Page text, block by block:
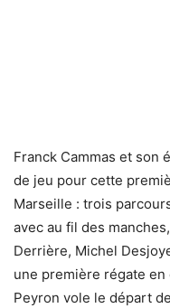
Franck Cammas et son
de jeu pour cette
Marseille : trois
avec au fil des
Derrière, Michel
une première régate
Peyron vole le départ